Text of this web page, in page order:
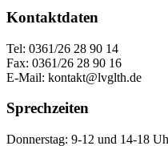
Kontaktdaten
Tel: 0361/26 28 90 14
Fax: 0361/26 28 90 16
E-Mail: kontakt@lvglth.de
Sprechzeiten
Donnerstag: 9-12 und 14-18